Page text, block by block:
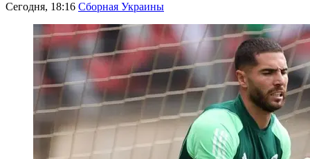
Сегодня, 18:16 Сборная Украины